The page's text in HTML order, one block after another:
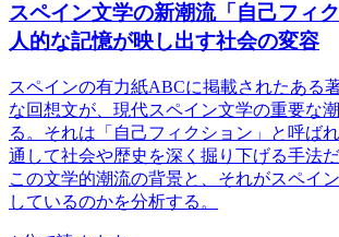
スペイン文学の新潮流「自己フィ
人的な記憶が映し出す社会の変容
スペインの有力紙ABCに掲載されたある
な回想文が、現代スペイン文学の重要な
る。それは「自己フィクション」と呼ば
通して社会や歴史を深く掘り下げる手法
この文学的潮流の背景と、それがスペイ
しているのかを分析する。